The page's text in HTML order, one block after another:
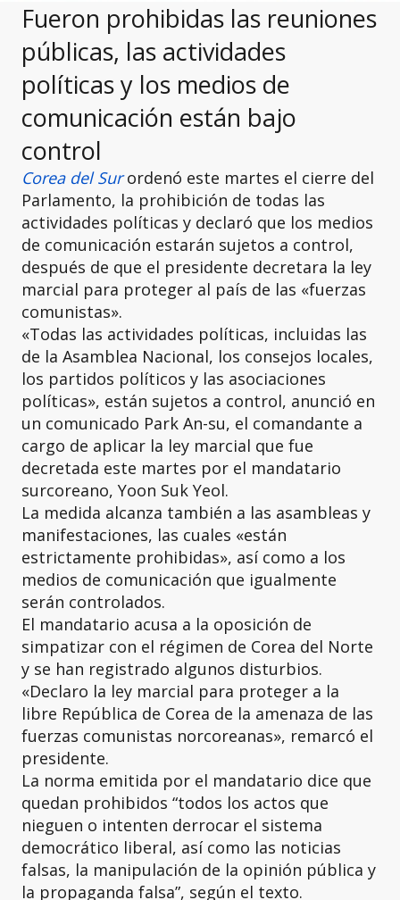
Fueron prohibidas las reuniones
públicas, las actividades
políticas y los medios de
comunicación están bajo
control
Corea del Surordenó este martes el cierre del
Parlamento, la prohibición de todas las
actividades políticas y declaró que los medios
de comunicación estarán sujetos a control,
después de que el presidente decretara la ley
marcial para proteger al país de las «fuerzas
comunistas».
«Todas las actividades políticas, incluidas las
de la Asamblea Nacional, los consejos locales,
los partidos políticos y las asociaciones
políticas», están sujetos a control, anunció en
un comunicado Park An-su, el comandante a
cargo de aplicar la ley marcial que fue
decretada este martes por el mandatario
surcoreano, Yoon Suk Yeol.
La medida alcanza también a las asambleas y
manifestaciones, las cuales «están
estrictamente prohibidas», así como a los
medios de comunicación que igualmente
serán controlados.
El mandatario acusa a la oposición de
simpatizar con el régimen de Corea del Norte
y se han registrado algunos disturbios.
«Declaro la ley marcial para proteger a la
libre República de Corea de la amenaza de las
fuerzas comunistas norcoreanas», remarcó el
presidente.
La norma emitida por el mandatario dice que
quedan prohibidos “todos los actos que
nieguen o intenten derrocar el sistema
democrático liberal, así como las noticias
falsas, la manipulación de la opinión pública y
la propaganda falsa”, según el texto.